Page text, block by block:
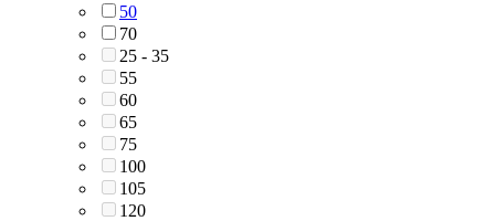
50
70
25 - 35
55
60
65
75
100
105
120